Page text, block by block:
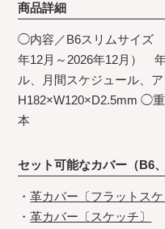
商品詳細
◯内容／B6スリムサイズ
年12月～2026年12月）
ル、月間スケジュール、
H182×W120×D2.5mm ◯
本
セット可能なカバー（B6
・革カバー〔フラットスケ
・革カバー〔スケッチ〕